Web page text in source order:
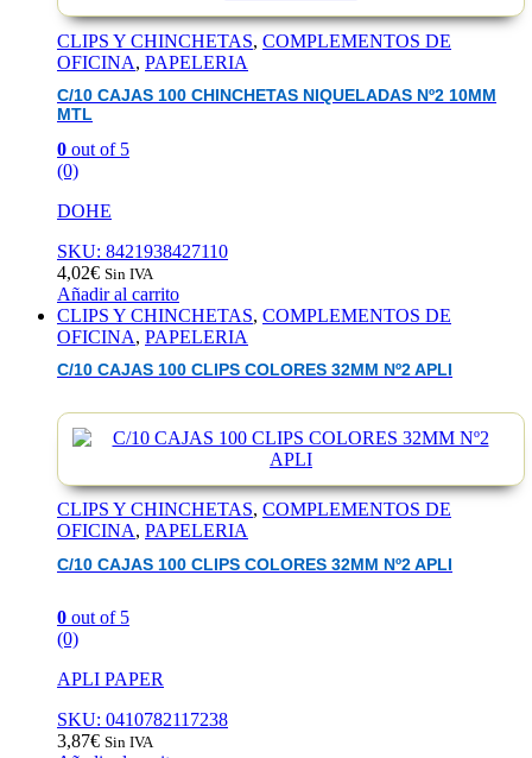
CLIPS Y CHINCHETAS, COMPLEMENTOS DE
OFICINA, PAPELERIA
C/10 CAJAS 100 CHINCHETAS NIQUELADAS Nº2 10MM
MTL
0 out of 5
(0)
DOHE
SKU: 8421938427110
4,02€ Sin IVA
Añadir al carrito
CLIPS Y CHINCHETAS, COMPLEMENTOS DE
OFICINA, PAPELERIA
C/10 CAJAS 100 CLIPS COLORES 32MM Nº2 APLI
CLIPS Y CHINCHETAS, COMPLEMENTOS DE
OFICINA, PAPELERIA
C/10 CAJAS 100 CLIPS COLORES 32MM Nº2 APLI
0 out of 5
(0)
APLI PAPER
SKU: 0410782117238
3,87€ Sin IVA